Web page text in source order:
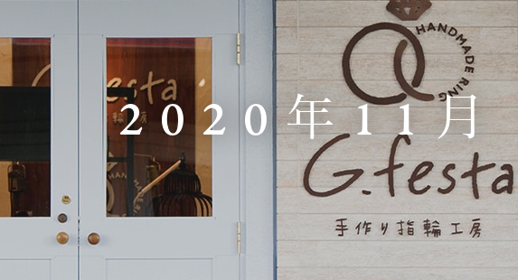
アフターメンテナンス
で
動画データ＆
Photoスタンド
プレゼント
結婚指輪 婚約指輪
結婚記念日リング
こだわりポイント 先
名古屋店 岡崎店
浜松店
2020年11月